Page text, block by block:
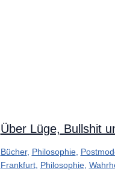
Über Lüge, Bullshit
Bücher, Philosophie,
Frankfurt, Philosophie,